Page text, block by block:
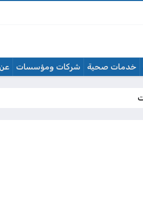
خدمات صحية شركات ومؤسسات